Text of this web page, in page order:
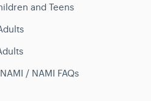
and Teens
/ NAMI FAQs